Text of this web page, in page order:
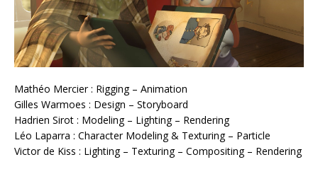
Mathéo Mercier : Rigging – Animation
Gilles Warmoes : Design – Storyboard
Hadrien Sirot : Modeling – Lighting – Rendering
Léo Laparra : Character Modeling & Texturing – Particle
Victor de Kiss : Lighting – Texturing – Compositing – Rendering